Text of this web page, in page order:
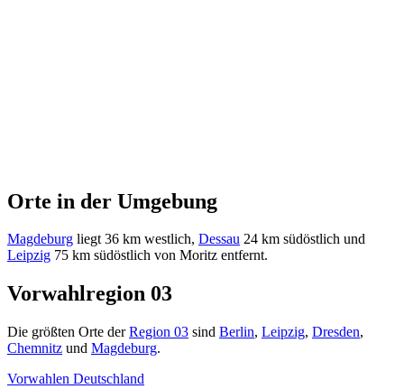
Orte in der Umgebung
Magdeburg liegt 36 km westlich, Dessau 24 km südöstlich und
Leipzig 75 km südöstlich von Moritz entfernt.
Vorwahlregion 03
Die größten Orte derRegion 03 sind Berlin, Leipzig, Dresden,
Chemnitz und Magdeburg.
Vorwahlen Deutschland